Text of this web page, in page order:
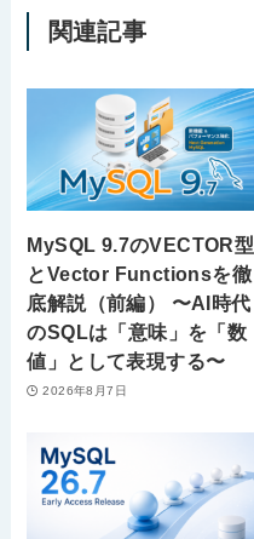
関連記事
MySQL 9.7のVECTOR型
とVector Functionsを徹
底解説（前編） 〜AI時代
のSQLは「意味」を「数
値」として表現する〜
2026年8月7日